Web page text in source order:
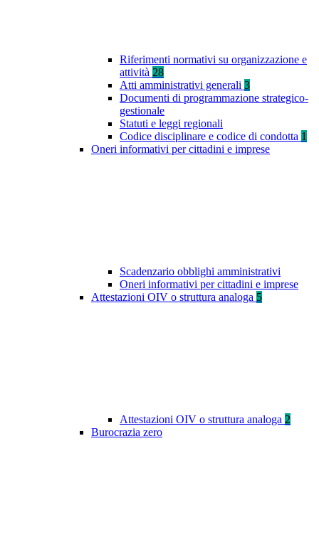
Riferimenti normativi su organizzazione e
attività 28
Atti amministrativi generali 3
Documenti di programmazione strategico-
gestionale
Statuti e leggi regionali
Codice disciplinare e codice di condotta 1
Oneri informativi per cittadini e imprese
Scadenzario obblighi amministrativi
Oneri informativi per cittadini e imprese
Attestazioni OIV o struttura analoga 5
Attestazioni OIV o struttura analoga 2
Burocrazia zero